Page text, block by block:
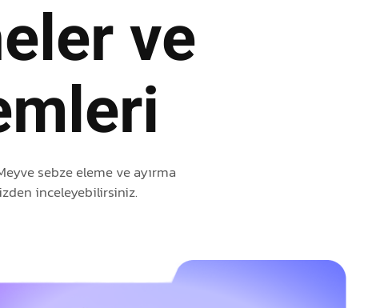
ve
sebze eleme ve ayırma
inceleyebilirsiniz.